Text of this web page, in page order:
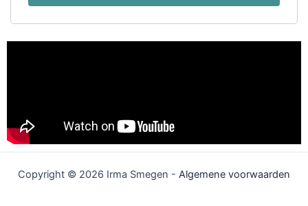
Copyright © 2026 Irma Smegen - Algemene voorwaarden